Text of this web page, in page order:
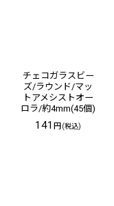
チェコガラスビー
ズ/ラウンド/マッ
トアメシストオー
ロラ/約4mm(45個)
141円(税込)